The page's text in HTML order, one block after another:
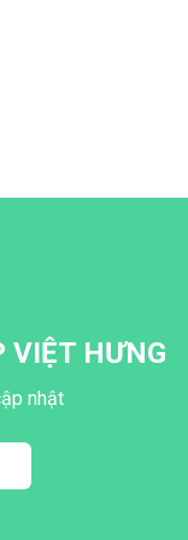
VIỆT HƯNG
nhật